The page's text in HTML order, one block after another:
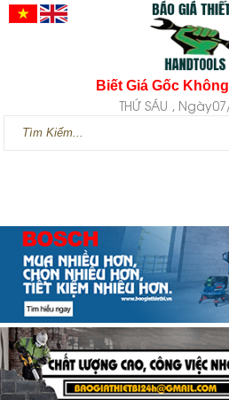
Biết Giá Gốc
THỨ SÁU ,